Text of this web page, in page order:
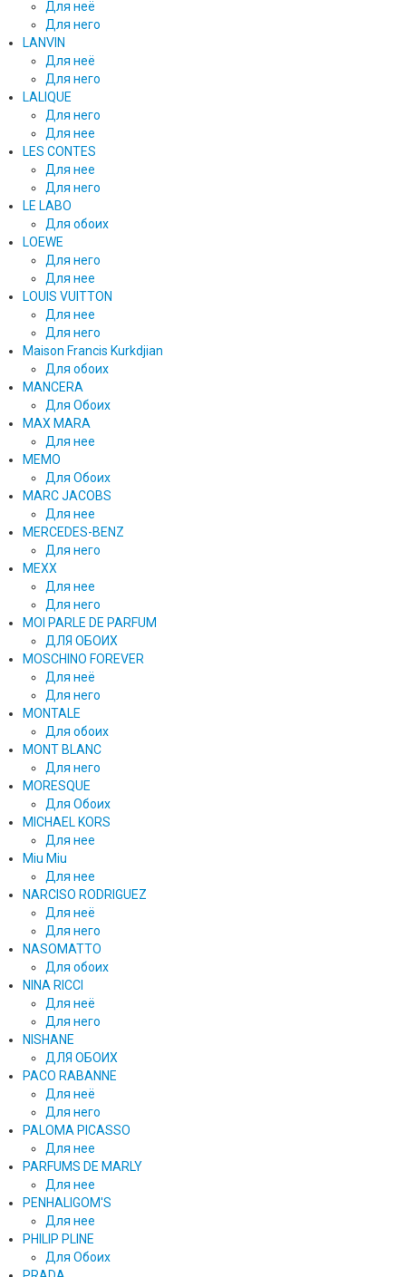
Для неё
Для него
LANVIN
Для неё
Для него
LALIQUE
Для него
Для нее
LES CONTES
Для нее
Для него
LE LABO
Для обоих
LOEWE
Для него
Для нее
LOUIS VUITTON
Для нее
Для него
Maison Francis Kurkdjian
Для обоих
MANCERA
Для Обоих
MAX MARA
Для нее
MEMO
Для Обоих
MARC JACOBS
Для нее
MERCEDES-BENZ
Для него
MEXX
Для нее
Для него
MOI PARLE DE PARFUM
ДЛЯ ОБОИХ
MOSCHINO FOREVER
Для неё
Для него
MONTALE
Для обоих
MONT BLANC
Для него
MORESQUE
Для Обоих
MICHAEL KORS
Для нее
Miu Miu
Для нее
NARCISO RODRIGUEZ
Для неё
Для него
NASOMATTO
Для обоих
NINA RICCI
Для неё
Для него
NISHANE
ДЛЯ ОБОИХ
PACO RABANNE
Для неё
Для него
PALOMA PICASSO
Для нее
PARFUMS DE MARLY
Для нее
PENHALIGOM'S
Для нее
PHILIP PLINE
Для Обоих